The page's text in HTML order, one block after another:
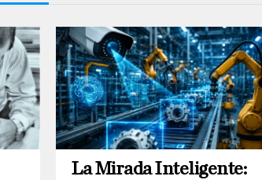
La Mirada Inteligente: